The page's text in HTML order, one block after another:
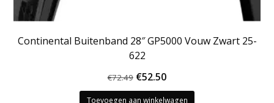
Continental Buitenband 28″ GP5000 Vouw Zwart 25-
622
€72.49 Oorspronkelijke
prijs
€52.50Huidige
prijs
Toevoegen aan winkelwagen